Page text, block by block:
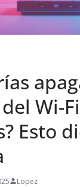
Wi-
Esto
Lopez